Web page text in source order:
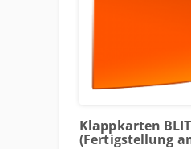
Klappkarten
(Fertigstellung